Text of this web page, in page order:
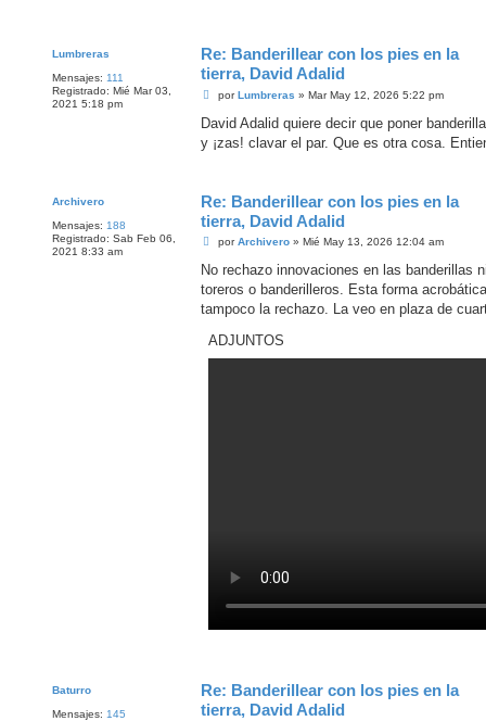
Lumbreras
Mensajes: 111
Registrado: Mié Mar 03,
2021 5:18 pm
Re: Banderillear con los pies en la
tierra, David Adalid
M
n
a
porLumbreras » Mar May 12, 2026 5:22 pm
David Adalid quiere decir que poner
y ¡zas! clavar el par. Que es otra cosa.
Archivero
Mensajes: 188
Registrado: Sab Feb 06,
2021 8:33 am
Re: Banderillear con los pies en la
tierra, David Adalid
M
n
a
j
porArchivero» Mié May 13, 2026 12:04 am
No rechazo innovaciones en las banderillas
toreros o banderilleros. Esta forma
tampoco la rechazo. La veo en plaza de
ADJUNTOS
Baturro
Mensajes: 145
Re: Banderillear con los pies en la
tierra, David Adalid